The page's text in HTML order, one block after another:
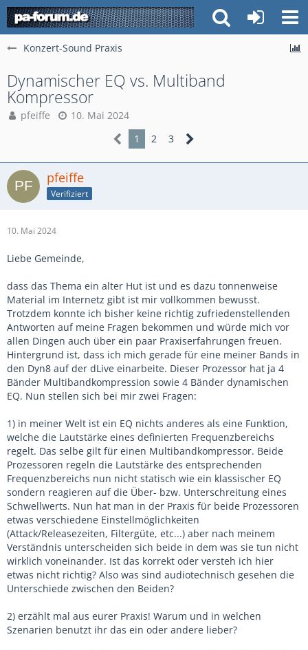
Konzert-Sound Praxis
Dynamischer EQ vs. Multiband
Kompressor
pfeiffe
10. Mai 2024
1
2 3
pfeiffe
Verifiziert
10. Mai 2024
Liebe Gemeinde,
dass das Thema ein alter Hut ist und es dazu tonnenweise
Material im Internetz gibt ist mir vollkommen bewusst.
Trotzdem konnte ich bisher keine richtig zufriedenstellenden
Antworten auf meine Fragen bekommen und würde mich vor
allen Dingen auch über ein paar Praxiserfahrungen freuen.
Hintergrund ist, dass ich mich gerade für eine meiner Bands in
den Dyn8 auf der dLive einarbeite. Dieser Prozessor hat ja 4
Bänder Multibandkompression sowie 4 Bänder dynamischen
EQ. Nun stellen sich bei mir zwei Fragen:
1) in meiner Welt ist ein EQ nichts anderes als eine Funktion,
welche die Lautstärke eines definierten Frequenzbereichs
regelt. Das selbe gilt für einen Multibandkompressor. Beide
Prozessoren regeln die Lautstärke des entsprechenden
Frequenzbereichs nun nicht statisch wie ein klassischer EQ
sondern reagieren auf die Über- bzw. Unterschreitung eines
Schwellwerts. Nun hat man in der Praxis für beide Prozessoren
etwas verschiedene Einstellmöglichkeiten
(Attack/Releasezeiten, Filtergüte, etc...) aber nach meinem
Verständnis unterscheiden sich beide in dem was sie tun nicht
wirklich voneinander. Ist das korrekt oder versteh ich hier
etwas nicht richtig? Also was sind audiotechnisch gesehen die
Unterschiede zwischen den Beiden?
2) erzählt mal aus eurer Praxis! Warum und in welchen
Szenarien benutzt ihr das ein oder andere lieber?